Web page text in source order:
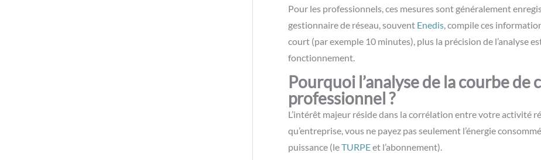
Pour les professionnels, ces mesures sont généralement
gestionnaire de réseau, souvent Enedis, compile ces
court (par exemple 10 minutes), plus la précision de l’analyse
fonctionnement.
Pourquoi l’analyse de la courbe
professionnel ?
L’intérêt majeur réside dans la corrélation entre votre activité
qu’entreprise, vous ne payez pas seulement l’énergie
puissance (leTURPEet l’abonnement).